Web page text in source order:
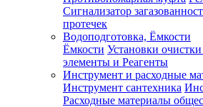
Сигнализатор
протечек
Водоподготовка, Ёмкости
Ёмкости Установки
элементы и Реагенты
Инструмент и расходные
Инструмент сантехника
Расходные материалы